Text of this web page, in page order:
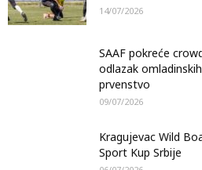
14/07/2026
SAAF pokreće
odlazak
prvenstvo
09/07/2026
Kragujevac Wild
Sport Kup Srbije